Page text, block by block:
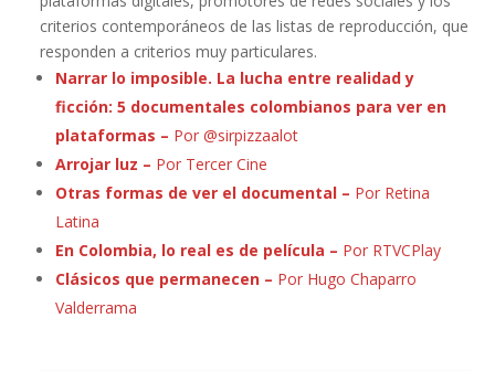
criterios contemporáneos de las listas de reproducción, que
responden a criterios muy particulares.
Narrar lo imposible. La lucha entre realidad y
ficción: 5 documentales colombianos para ver en
plataformas – Por @sirpizzaalot
Arrojar luz – Por Tercer Cine
Otras formas de ver el documental – Por Retina
Latina
En Colombia, lo real es de película – Por RTVCPlay
Clásicos que permanecen – Por Hugo Chaparro
Valderrama